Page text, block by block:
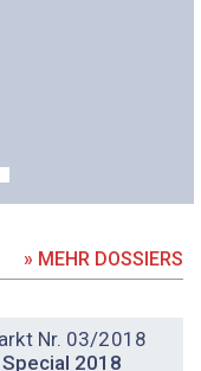
» MEHR DOSSIERS
Nr. 03/2018
2018